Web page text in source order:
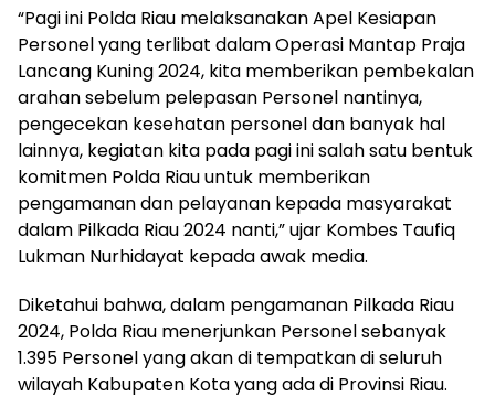
“Pagi ini Polda Riau melaksanakan Apel Kesiapan
Personel yang terlibat dalam Operasi Mantap Praja
Lancang Kuning 2024, kita memberikan pembekalan
arahan sebelum pelepasan Personel nantinya,
pengecekan kesehatan personel dan banyak hal
lainnya, kegiatan kita pada pagi ini salah satu bentuk
komitmen Polda Riau untuk memberikan
pengamanan dan pelayanan kepada masyarakat
dalam Pilkada Riau 2024 nanti,” ujar Kombes Taufiq
Lukman Nurhidayat kepada awak media.
Diketahui bahwa, dalam pengamanan Pilkada Riau
2024, Polda Riau menerjunkan Personel sebanyak
1.395 Personel yang akan di tempatkan di seluruh
wilayah Kabupaten Kota yang ada di Provinsi Riau.